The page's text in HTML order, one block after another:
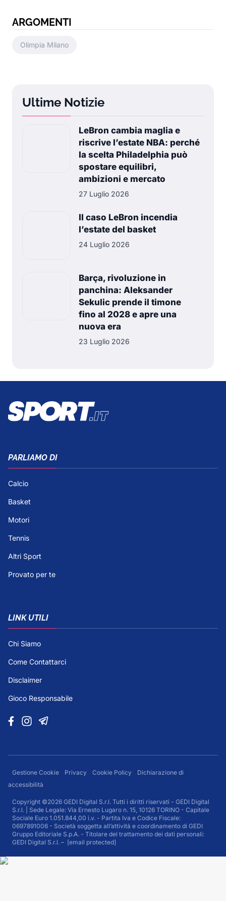
ARGOMENTI
Olimpia Milano
Ultime Notizie
LeBron cambia maglia e
riscrive l’estate NBA: perché
la scelta Philadelphia può
spostare equilibri,
ambizioni e mercato
27 Luglio 2026
Il caso LeBron incendia
l’estate del basket
24 Luglio 2026
Barça, rivoluzione in
panchina: Aleksander
Sekulic prende il timone
fino al 2028 e apre una
nuova era
23 Luglio 2026
PARLIAMO DI
Calcio
Basket
Motori
Tennis
Altri Sport
Provato per te
LINK UTILI
Chi Siamo
Come Contattarci
Disclaimer
Gioco Responsabile
Gestione Cookie Privacy Cookie Policy
Dichiarazione di
accessibilità
Copyright ©2026 GEDI Digital S.r.l. Tutti i diritti riservati - GEDI Digital
S.r.l. | Sede Legale: Via Ernesto Lugaro n. 15, 10126 TORINO - Capitale
Sociale Euro 1.051.844,00 i.v. - Partita Iva e Codice Fiscale:
0697891006 - Società soggetta all’attività e coordinamento di GEDI
Gruppo Editoriale S.p.A. - Titolare del trattamento dei dati personali:
GEDI Digital S.r.l. – [email protected]